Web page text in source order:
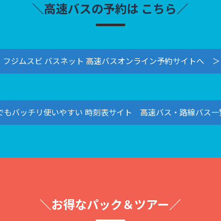
＼高速バスの予約は こちら／
フジムスビ バスネット 高速バスオンライン予約サイトへ ＞
もバッチリ使いやすい 時刻表サイト 高速バス・路線バス
＼お得なパック＆ツアー／